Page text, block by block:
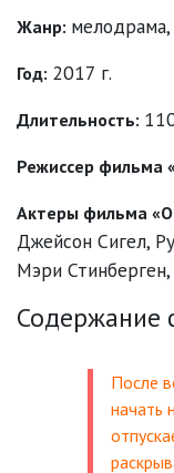
Жанр: мелодрама,
Год: 2017 г.
Длительность:
Режиссер фильма
Актеры фильма
Джейсон Сигел,
Мэри Стинберген,
Содержание
После
начать